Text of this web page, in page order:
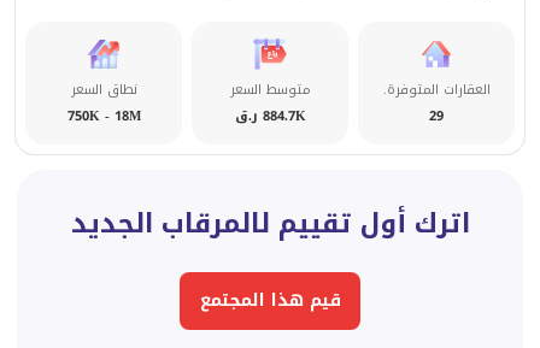
العقارات المتوفرة.
29
متوسط السعر
884.7K ر.ق
نطاق السعر
750K - 18M
اترك أول تقييم لالمرقاب الجديد
قيم هذا المجتمع